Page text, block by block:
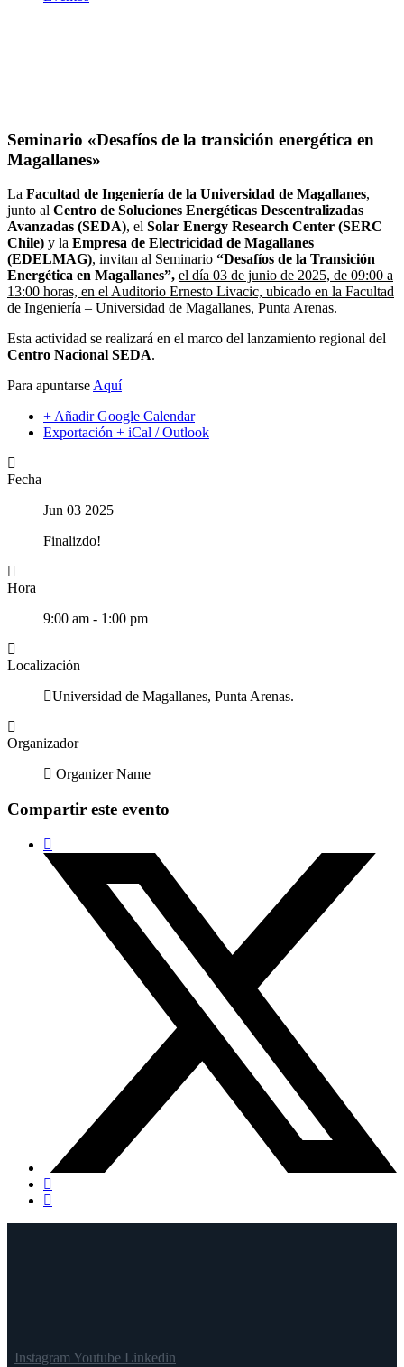
Seminario «Desafíos de la transición energética en
Magallanes»
La Facultad de Ingeniería de la Universidad de Magallanes,
junto al Centro de Soluciones Energéticas Descentralizadas
Avanzadas (SEDA), el Solar Energy Research Center (SERC
Chile) y la Empresa de Electricidad de Magallanes
(EDELMAG), invitan al Seminario “Desafíos de la Transición
Energética en Magallanes”, el día 03 de junio de 2025, de 09:00 a
13:00 horas, en el Auditorio Ernesto Livacic, ubicado en la Facultad
de Ingeniería – Universidad de Magallanes, Punta Arenas.
Esta actividad se realizará en el marco del lanzamiento regional del
Centro Nacional SEDA.
Para apuntarseAquí
+ Añadir Google Calendar
Exportación + iCal / Outlook
Fecha
Jun 03 2025
Finalizdo!
Hora
9:00 am - 1:00 pm
Localización
Universidad de Magallanes, Punta Arenas.
Organizador
Organizer Name
Compartir este evento
Instagram Youtube Linkedin